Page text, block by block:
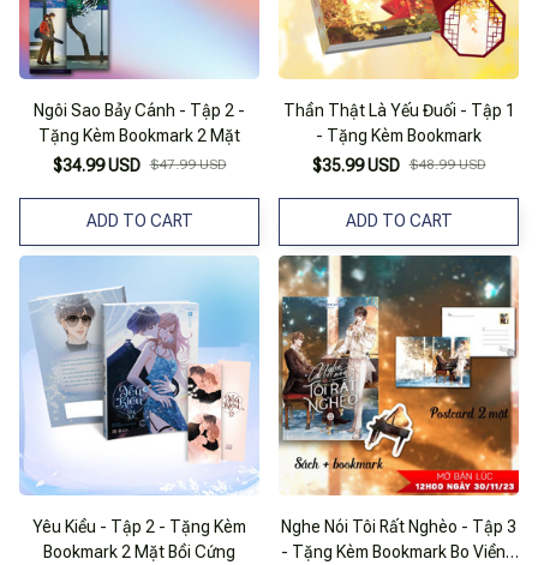
Ngôi Sao Bảy Cánh - Tập 2 -
Tặng Kèm Bookmark 2 Mặt
$34.99 USD $47.99 USD
ADD TO CART
Thần Thật Là Yếu Đuối - Tập 1
- Tặng Kèm Bookmark
$35.99 USD $48.99 USD
ADD TO CART
Yêu Kiều - Tập 2 - Tặng Kèm
Bookmark 2 Mặt Bồi Cứng
Nghe Nói Tôi Rất Nghèo - Tập 3
- Tặng Kèm Bookmark Bo Viền +